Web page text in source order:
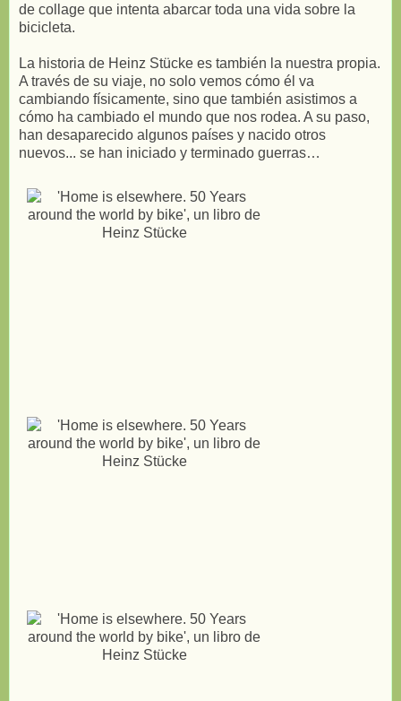
de collage que intenta abarcar toda una vida sobre la
bicicleta.
La historia de Heinz Stücke es también la nuestra propia.
A través de su viaje, no solo vemos cómo él va
cambiando físicamente, sino que también asistimos a
cómo ha cambiado el mundo que nos rodea. A su paso,
han desaparecido algunos países y nacido otros
nuevos... se han iniciado y terminado guerras…